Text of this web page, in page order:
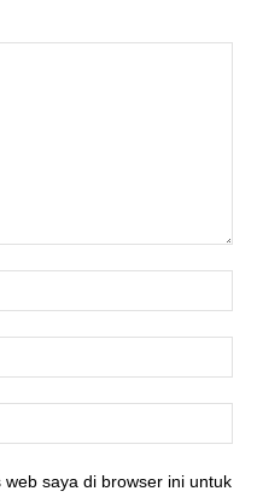
saya di browser ini untuk